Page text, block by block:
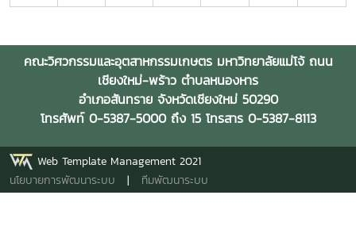
คณะวิศวกรรมและอุตสาหกรรมเกษตร มหาวิทยาลัยแม่โจ้ ถนน
เชียงใหม่-พร้าว ตำบลหนองหาร
อำเภอสันทราย จังหวัดเชียงใหม่ 50290
โทรศัพท์ 0-5387-5000 ถึง 15 โทรสาร 0-5387-8113
Web Template Management 2021
นโยบายการพัฒนาระบบ | ทีมพัฒนาระบบ